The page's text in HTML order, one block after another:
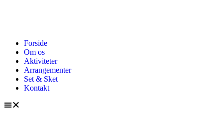
Forside
Om os
Aktiviteter
Arrangementer
Set & Sket
Kontakt